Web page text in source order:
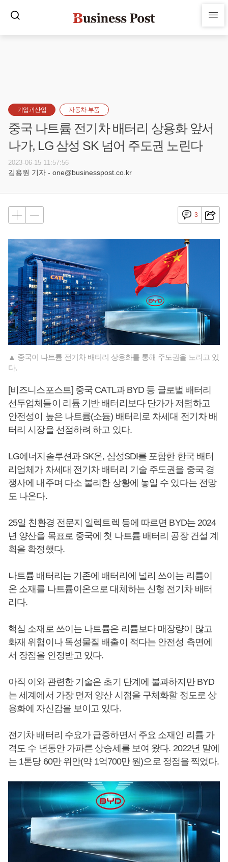
기업과산업 자동차·부품
중국 나트륨 전기차 배터리 상용화 앞서
나가, LG 삼성 SK 넘어 주도권 노린다
2023-06-15 11:57:56
김용원 기자 - one@businesspost.co.kr
3
▲ 중국이 나트륨 전기차 배터리 상용화를 통해 주도권을 노리고 있
다.
[비즈니스포스트] 중국 CATL과 BYD 등 글로벌 배터리
선두업체들이 리튬 기반 배터리보다 단가가 저렴하고
안전성이 높은 나트륨(소듐) 배터리로 차세대 전기차 배
터리 시장을 선점하려 하고 있다.
LG에너지솔루션과 SK온, 삼성SDI를 포함한 한국 배터
리업체가 차세대 전기차 배터리 기술 주도권을 중국 경
쟁사에 내주며 다소 불리한 상황에 놓일 수 있다는 전망
도 나온다.
25일 친환경 전문지 일렉트렉 등에 따르면 BYD는 2024
년 양산을 목표로 중국에 첫 나트륨 배터리 공장 건설 계
획을 확정했다.
나트륨 배터리는 기존에 배터리에 널리 쓰이는 리튬이
온 소재를 나트륨이온으로 대체하는 신형 전기차 배터
리다.
핵심 소재로 쓰이는 나트륨은 리튬보다 매장량이 많고
화재 위험이나 독성물질 배출이 적다는 안전성 측면에
서 장점을 인정받고 있다.
아직 이와 관련한 기술은 초기 단계에 불과하지만 BYD
는 세계에서 가장 먼저 양산 시점을 구체화할 정도로 상
용화에 자신감을 보이고 있다.
전기차 배터리 수요가 급증하면서 주요 소재인 리튬 가
격도 수 년동안 가파른 상승세를 보여 왔다. 2022년 말에
는 1톤당 60만 위안(약 1억700만 원)으로 정점을 찍었다.